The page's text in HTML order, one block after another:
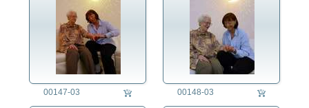
00147-03 00148-03